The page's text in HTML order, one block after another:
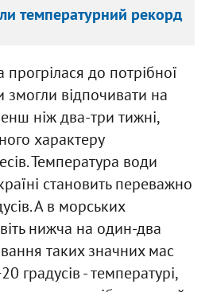
температурний рекорд
до потрібної
змогли відпочивати на
ніж два-три тижні,
характеру
Температура води
становить переважно
А в морських
нижча на один-два
таких значних мас
градусів - температурі,